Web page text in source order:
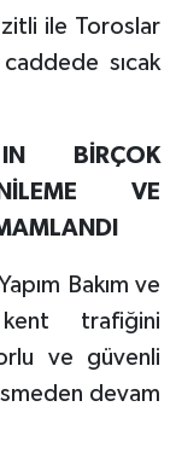
ile Toroslar
sıcak
BİRÇOK
VE
Bakım ve
kent trafiğini
ve güvenli
devam